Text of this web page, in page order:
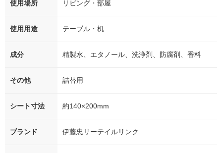
使用場所 リビング・部屋
使用用途 テーブル・机
成分 精製水、エタノール、洗浄剤、防腐剤、香料
その他 詰替用
シート寸法 約140×200mm
ブランド 伊藤忠リーテイルリンク